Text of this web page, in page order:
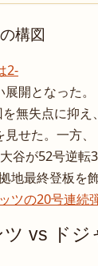
構図
2-
開となった。
無失点に抑え、
せた。一方、
谷が52号逆転3
地最終登板を
ツの20号連続
vs ドジ